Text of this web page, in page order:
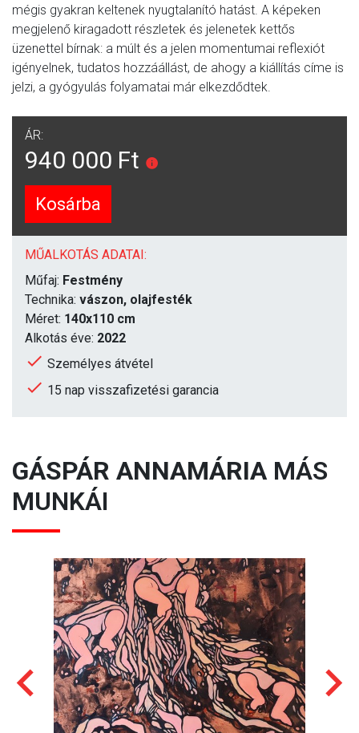
mégis gyakran keltenek nyugtalanító hatást. A képeken
megjelenő kiragadott részletek és jelenetek kettős
üzenettel bírnak: a múlt és a jelen momentumai reflexiót
igényelnek, tudatos hozzáállást, de ahogy a kiállítás címe is
jelzi, a gyógyulás folyamatai már elkezdődtek.
ÁR:
940 000 Ft
Kosárba
MŰALKOTÁS ADATAI:
Műfaj: Festmény
Technika: vászon, olajfesték
Méret: 140x110 cm
Alkotás éve: 2022
Személyes átvétel
15 nap visszafizetési garancia
GÁSPÁR ANNAMÁRIA MÁS
MUNKÁI